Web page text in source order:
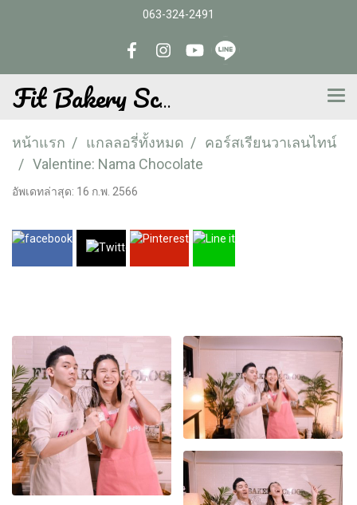
063-324-2491
Fit Bakery School
หน้าแรก แกลลอรี่ทั้งหมด
คอร์สเรียนวาเลนไทน์
Valentine: Nama Chocolate
อัพเดทล่าสุด: 16 ก.พ. 2566